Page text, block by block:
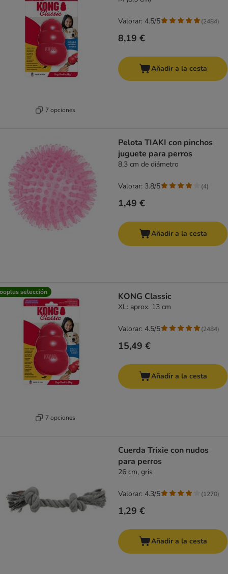
7 opciones
8,19 €
Valorar: 4.5/5 (2484)
Añadir a la cesta
Pelota TIAKI con pinchos
juguete para perros
8,3 cm de diámetro
1,49 €
Valorar: 3.8/5 (4)
Añadir a la cesta
selección
7 opciones
KONG Classic
XL: aprox. 13 cm
15,49 €
Valorar: 4.5/5 (2484)
Añadir a la cesta
Cuerda Trixie con nudos
para perros
26 cm, gris
1,29 €
Valorar: 4.3/5 (1270)
Añadir a la cesta